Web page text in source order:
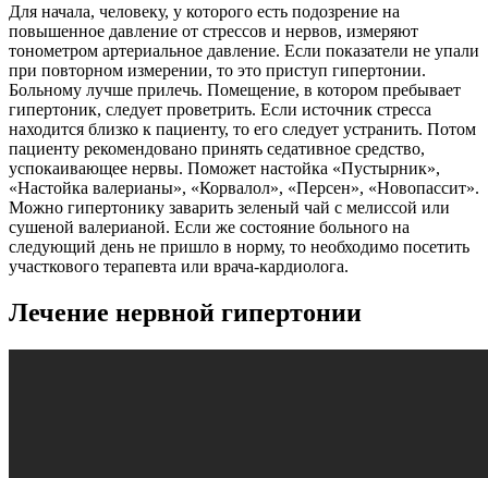
Для начала, человеку, у которого есть подозрение на
повышенное давление от стрессов и нервов, измеряют
тонометром артериальное давление. Если показатели не упали
при повторном измерении, то это приступ гипертонии.
Больному лучше прилечь. Помещение, в котором пребывает
гипертоник, следует проветрить. Если источник стресса
находится близко к пациенту, то его следует устранить. Потом
пациенту рекомендовано принять седативное средство,
успокаивающее нервы. Поможет настойка «Пустырник»,
«Настойка валерианы», «Корвалол», «Персен», «Новопассит».
Можно гипертонику заварить зеленый чай с мелиссой или
сушеной валерианой. Если же состояние больного на
следующий день не пришло в норму, то необходимо посетить
участкового терапевта или врача-кардиолога.
Лечение нервной гипертонии